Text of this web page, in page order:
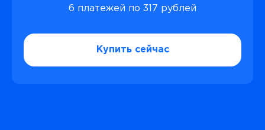
6 платежей по 317 рублей
Купить сейчас